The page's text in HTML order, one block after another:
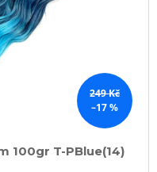
249 Kč
–17 %
100gr T-PBlue(14)